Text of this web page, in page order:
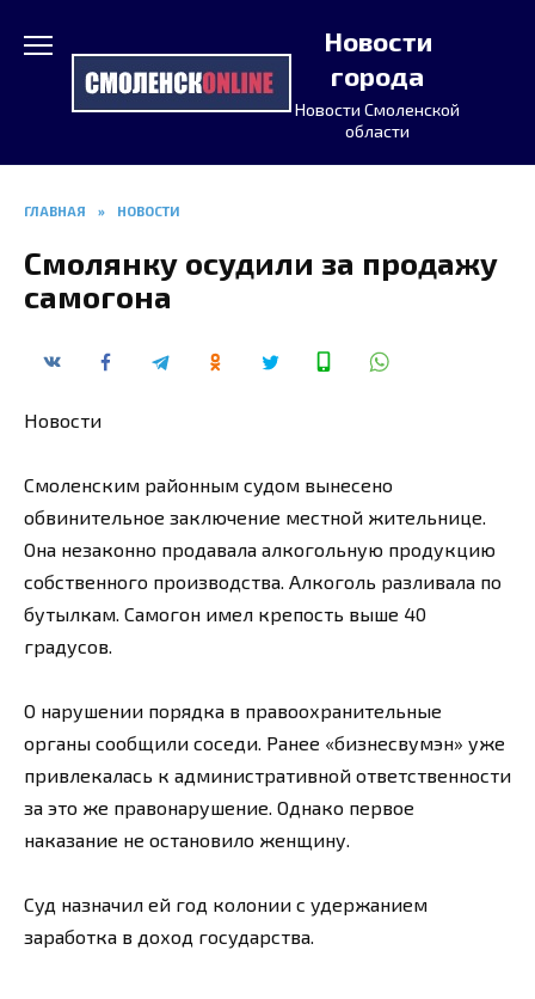
содержанию
Новости
города
Новости Смоленской
области
ГЛАВНАЯ » НОВОСТИ
Смолянку осудили за продажу
самогона
Новости
Смоленским районным судом вынесено
обвинительное заключение местной жительнице.
Она незаконно продавала алкогольную продукцию
собственного производства. Алкоголь разливала по
бутылкам. Самогон имел крепость выше 40
градусов.
О нарушении порядка в правоохранительные
органы сообщили соседи. Ранее «бизнесвумэн» уже
привлекалась к административной ответственности
за это же правонарушение. Однако первое
наказание не остановило женщину.
Суд назначил ей год колонии с удержанием
заработка в доход государства.